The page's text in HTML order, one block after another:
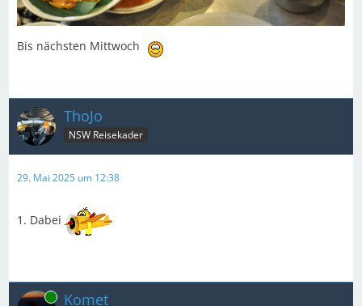
Bis nächsten Mittwoch
ThoJo
NSW Reisekader
29. Mai 2025 um 12:38
1. Dabei
Online Komet